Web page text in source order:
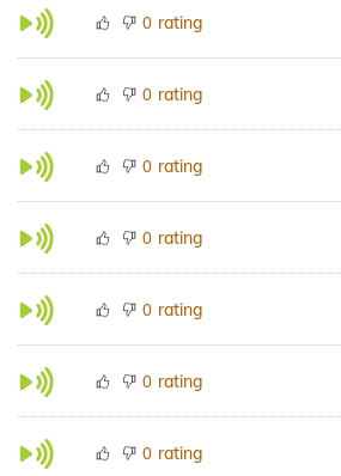
0 rating
0 rating
0 rating
0 rating
0 rating
0 rating
0 rating